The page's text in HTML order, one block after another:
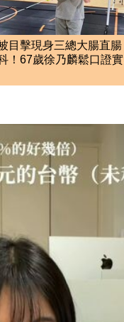
目擊現身三總大腸直腸
！67歲徐乃麟鬆口證實